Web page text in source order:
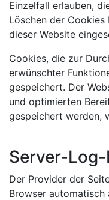
Einzelfall erlauben,
Löschen der
dieser Website
Cookies, die zur
erwünschter
gespeichert. Der
und optimierten
gespeichert werden,
Server-
Der Provider der
Browser automatisch